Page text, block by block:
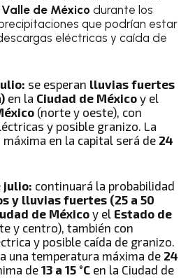
de México durante los
que podrían estar
eléctricas y caída de
se esperan lluvias fuertes
en la Ciudad de México y el
(norte y oeste), con
y posible granizo. La
en la capital será de 24
julio: continuará la probabilidad
y lluvias fuertes (25 a 50
de México y el Estado de
y centro), también con
y posible caída de granizo.
una temperatura máxima de 24
de13 a 15 °C en la Ciudad de